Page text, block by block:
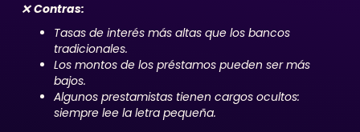
❌Contras:
Tasas de interés más altas que los bancos
tradicionales.
Los montos de los préstamos pueden ser más
bajos.
Algunos prestamistas tienen cargos ocultos:
siempre lee la letra pequeña.